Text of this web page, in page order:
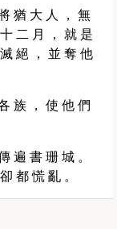
猶 大 人 ， 無
二 月 ， 就 是
絕 ， 並 奪 他
族 ， 使 他 們
遍 書 珊 城 。
都 慌 亂 。